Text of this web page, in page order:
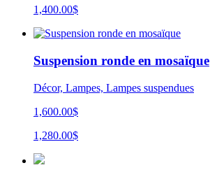
1,400.00$
Suspension ronde en mosaïque
Décor, Lampes, Lampes suspendues
1,600.00$
1,280.00$